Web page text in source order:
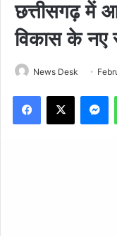
छत्तीसगढ़ में
विकास के नए
News Desk
Facebook
X